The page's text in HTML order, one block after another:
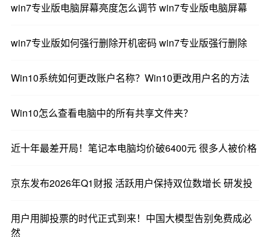
win7专业版电脑屏幕亮度怎么调节 win7专业版电脑屏幕
win7专业版如何强行删除开机密码 win7专业版强行删除
Win10系统如何更改账户名称？Win10更改用户名的方法
Win10怎么查看电脑中的所有共享文件夹？
近十年最差开局！笔记本电脑均价破6400元 很多人被价格
京东发布2026年Q1财报 活跃用户保持双位数增长 研发投
用户用脚投票的时代正式到来！中国大模型告别免费成必
然